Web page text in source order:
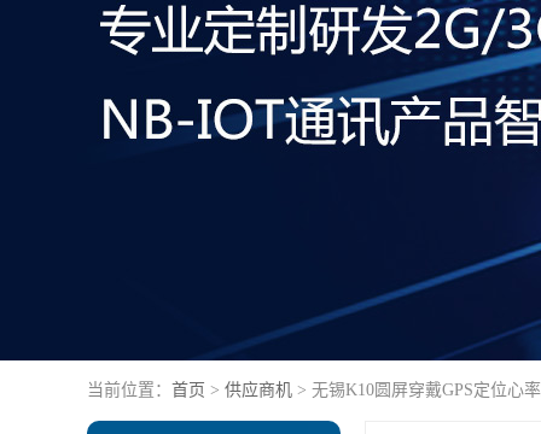
当前位置： 首页 > 供应商机 > 无锡K10圆屏穿戴GPS定位心